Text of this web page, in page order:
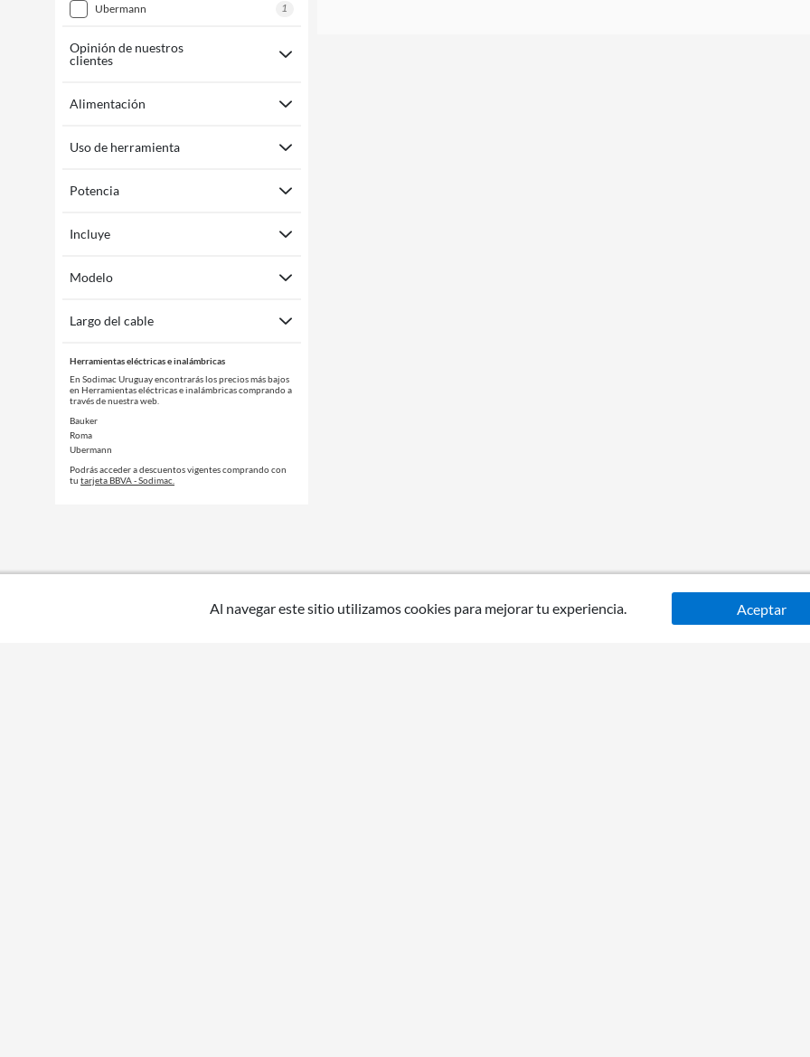
ubermann
1
Opinión de nuestros
clientes
Alimentación
Uso de herramienta
Potencia
Incluye
Modelo
Largo del cable
Herramientas eléctricas e inalámbricas
En Sodimac Uruguay encontrarás los precios más bajos
en Herramientas eléctricas e inalámbricas comprando a
través de nuestra web.
Bauker
Roma
Ubermann
Podrás acceder a descuentos vigentes comprando con
tu tarjeta BBVA - Sodimac.
Al navegar este sitio utilizamos cookies para mejorar tu experiencia. Aceptar